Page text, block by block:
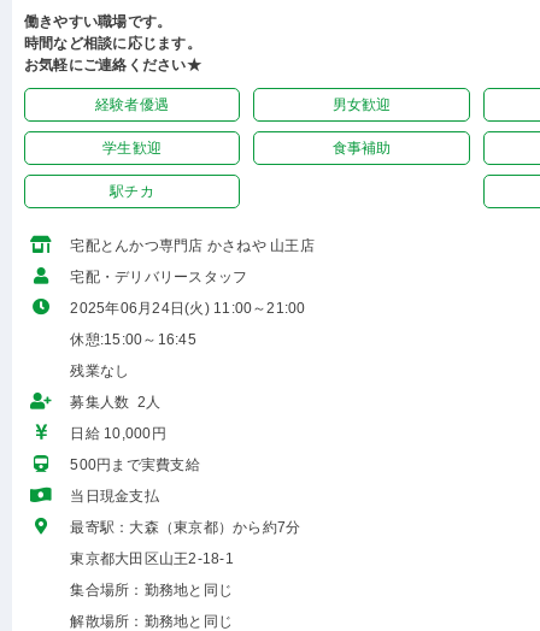
働きやすい職場です。
時間など相談に応じます。
お気軽にご連絡ください★
経験者優遇 男女歓迎
学生歓迎 食事補助
駅チカ
宅配とんかつ専門店 かさねや 山王店
宅配・デリバリースタッフ
2025年06月24日(火) 11:00～21:00
休憩:15:00～16:45
残業なし
募集人数 2人
日給 10,000円
500円まで実費支給
当日現金支払
最寄駅：大森（東京都）から約7分
東京都大田区山王2-18-1
集合場所：勤務地と同じ
解散場所：勤務地と同じ